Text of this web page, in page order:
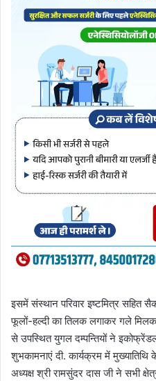
इसमें संस्थान परिवार इष्टमित्र सहित
फूलों-हल्दी का तिलक लगाकर गले
से उपस्थित युगल दम्पन्तियों ने
शुभकामनाएं दी. कार्यक्रम में
अध्यक्ष श्री रामसुंदर दास जी ने सभी